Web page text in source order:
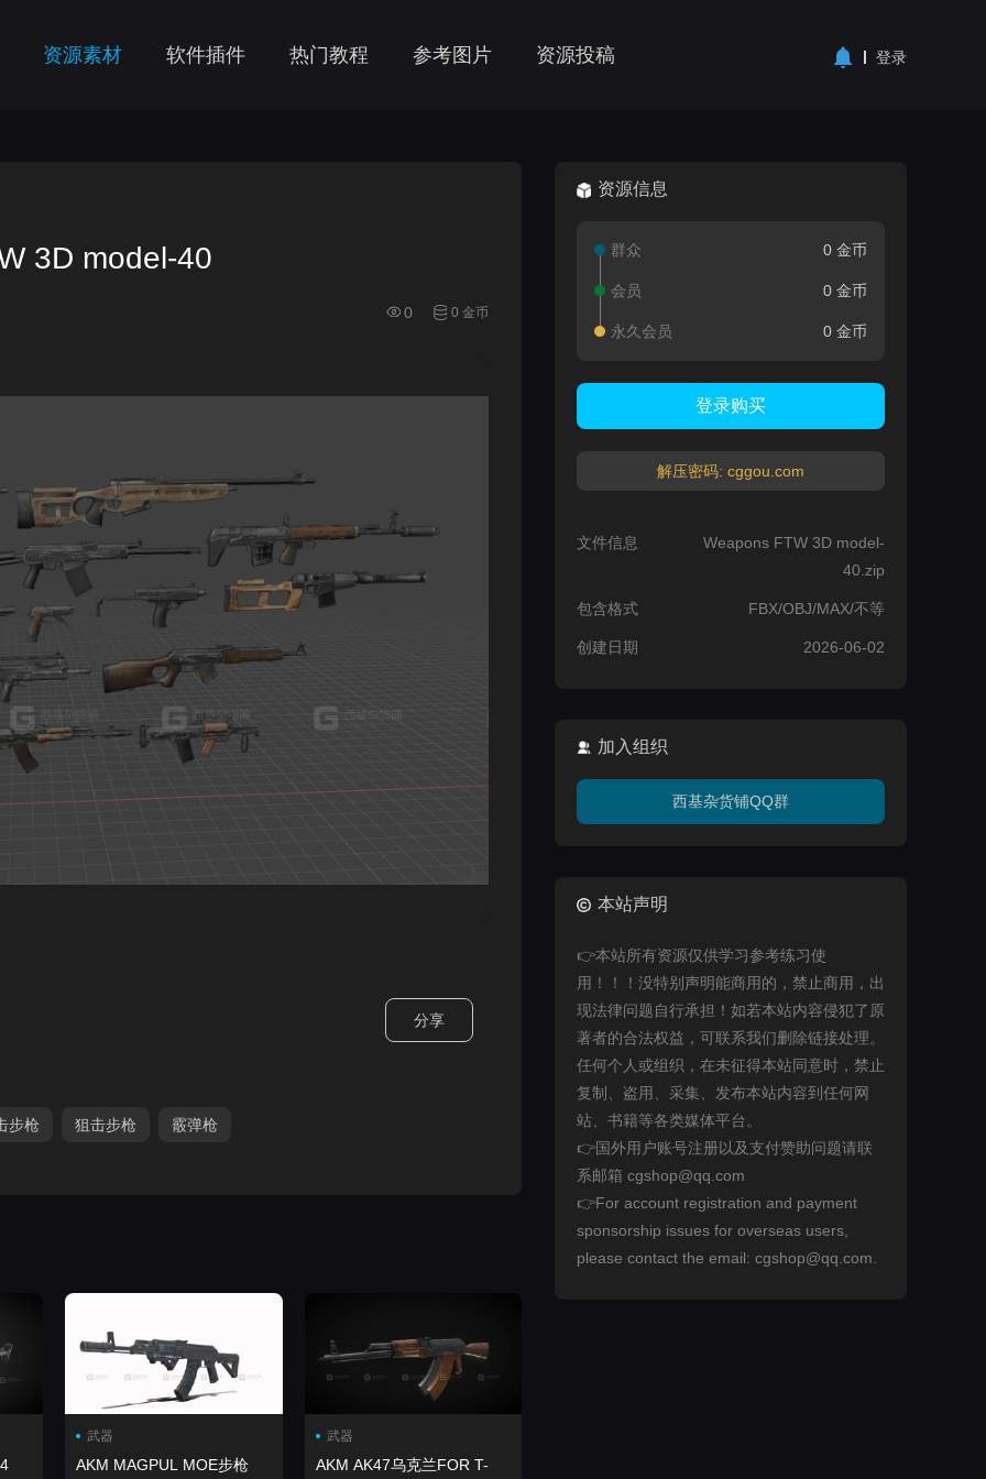
资源素材 软件插件 热门教程 参考图片 资源投稿 登录
3D model-40
0 0 金币
分享
步枪 狙击步枪 霰弹枪
武器
AKM MAGPUL MOE步枪
武器
AKM AK47乌克兰FOR T-
资源信息
群众 0 金币
会员 0 金币
永久会员 0 金币
登录购买
解压密码: cggou.com
文件信息
Weapons FTW 3D model-
40.zip
包含格式 FBX/OBJ/MAX/不等
创建日期 2026-06-02
加入组织
西基杂货铺QQ群
本站声明
👉本站所有资源仅供学习参考练习使
用！！！没特别声明能商用的，禁止商用，出
现法律问题自行承担！如若本站内容侵犯了原
著者的合法权益，可联系我们删除链接处理。
任何个人或组织，在未征得本站同意时，禁止
复制、盗用、采集、发布本站内容到任何网
站、书籍等各类媒体平台。
👉国外用户账号注册以及支付赞助问题请联
系邮箱 cgshop@qq.com
👉For account registration and payment
sponsorship issues for overseas users,
please contact the email: cgshop@qq.com.